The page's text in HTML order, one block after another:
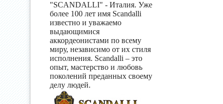
"SCANDALLI" - Италия. Уже
более 100 лет имя Scandalli
известно и уважаемо
выдающимися
аккордеонистами по всему
миру, независимо от их стиля
исполнения. Scandalli – это
опыт, мастерство и любовь
поколений преданных своему
делу людей.